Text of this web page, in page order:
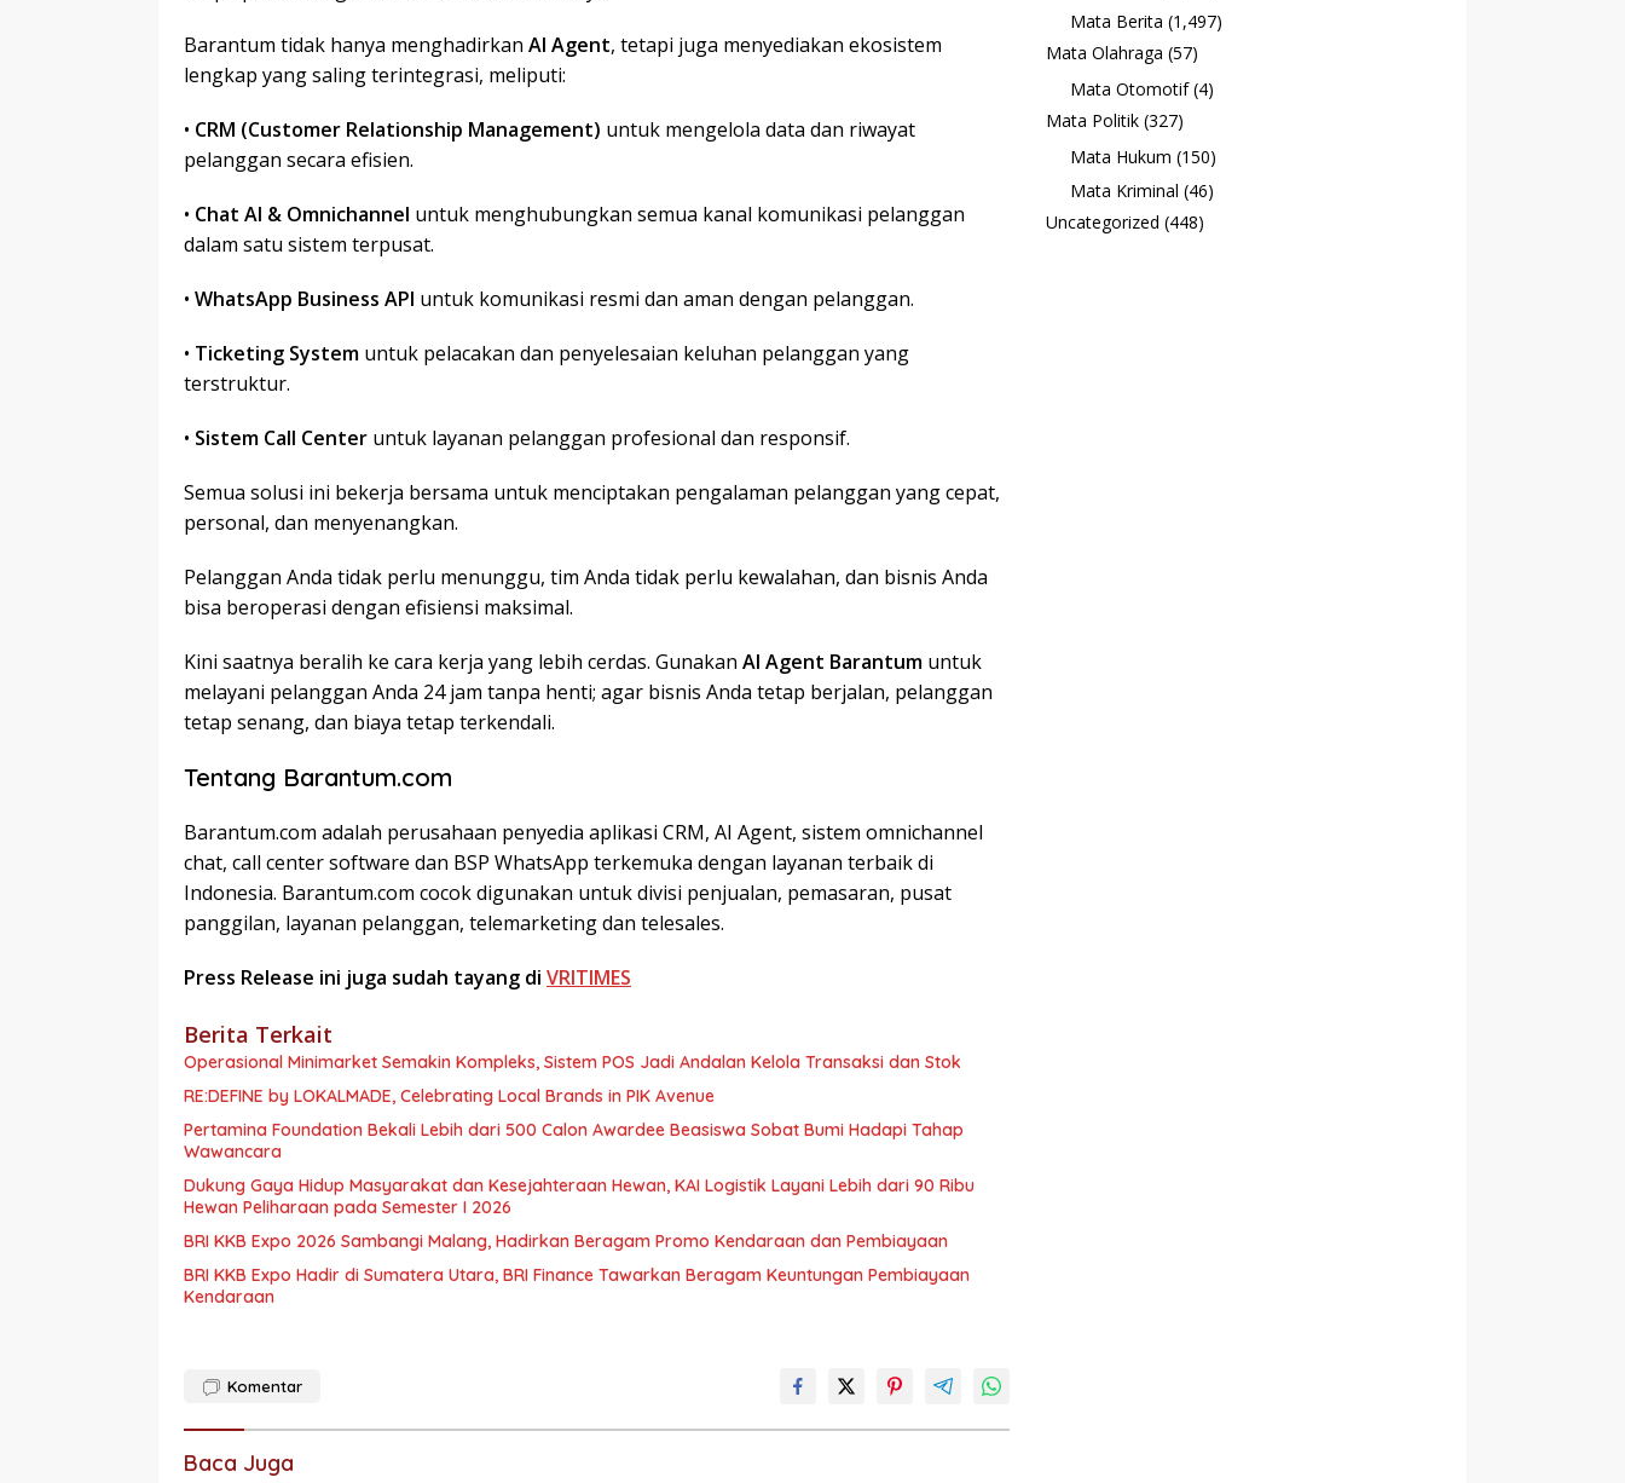
Barantum tidak hanya menghadirkan AI Agent, tetapi juga menyediakan ekosistem
lengkap yang saling terintegrasi, meliputi:
• CRM (Customer Relationship Management) untuk mengelola data dan riwayat
pelanggan secara efisien.
• Chat AI & Omnichannel untuk menghubungkan semua kanal komunikasi pelanggan
dalam satu sistem terpusat.
• WhatsApp Business API untuk komunikasi resmi dan aman dengan pelanggan.
• Ticketing System untuk pelacakan dan penyelesaian keluhan pelanggan yang
terstruktur.
• Sistem Call Center untuk layanan pelanggan profesional dan responsif.
Semua solusi ini bekerja bersama untuk menciptakan pengalaman pelanggan yang cepat,
personal, dan menyenangkan.
Pelanggan Anda tidak perlu menunggu, tim Anda tidak perlu kewalahan, dan bisnis Anda
bisa beroperasi dengan efisiensi maksimal.
Kini saatnya beralih ke cara kerja yang lebih cerdas. Gunakan AI Agent Barantum untuk
melayani pelanggan Anda 24 jam tanpa henti; agar bisnis Anda tetap berjalan, pelanggan
tetap senang, dan biaya tetap terkendali.
Tentang Barantum.com
Barantum.com adalah perusahaan penyedia aplikasi CRM, AI Agent, sistem omnichannel
chat, call center software dan BSP WhatsApp terkemuka dengan layanan terbaik di
Indonesia. Barantum.com cocok digunakan untuk divisi penjualan, pemasaran, pusat
panggilan, layanan pelanggan, telemarketing dan telesales.
Press Release ini juga sudah tayang di VRITIMES
Berita Terkait
Operasional Minimarket Semakin Kompleks, Sistem POS Jadi Andalan Kelola Transaksi dan Stok
RE:DEFINE by LOKALMADE, Celebrating Local Brands in PIK Avenue
Pertamina Foundation Bekali Lebih dari 500 Calon Awardee Beasiswa Sobat Bumi Hadapi Tahap
Wawancara
Dukung Gaya Hidup Masyarakat dan Kesejahteraan Hewan, KAI Logistik Layani Lebih dari 90 Ribu
Hewan Peliharaan pada Semester I 2026
BRI KKB Expo 2026 Sambangi Malang, Hadirkan Beragam Promo Kendaraan dan Pembiayaan
BRI KKB Expo Hadir di Sumatera Utara, BRI Finance Tawarkan Beragam Keuntungan Pembiayaan
Kendaraan
Komentar
Baca Juga
Mata Berita (1,497)
Mata Olahraga (57)
Mata Otomotif(4)
Mata Politik (327)
Mata Hukum (150)
Mata Kriminal (46)
Uncategorized (448)